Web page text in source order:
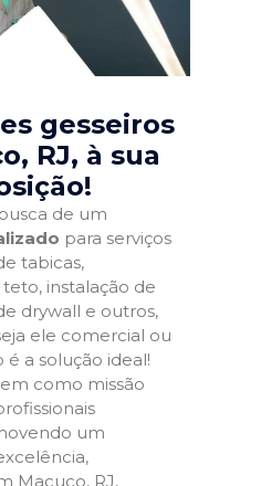
gesseiros
RJ, à sua
de um
para serviços
tabicas,
instalação de
drywall e outros,
ele comercial ou
é a solução ideal!
como missão
um
Macuco, RJ,